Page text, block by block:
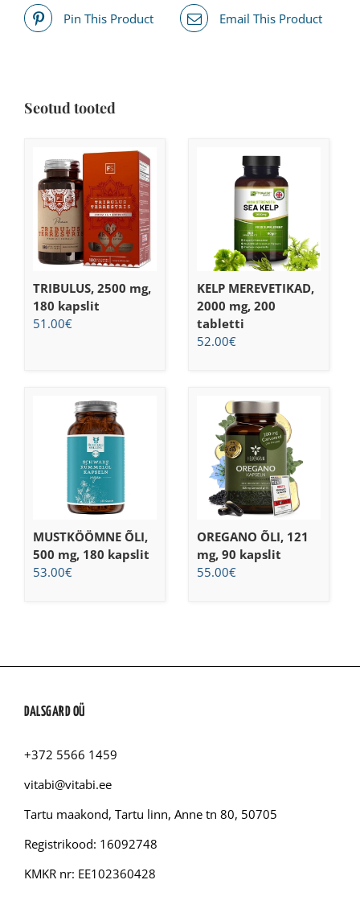
Pin This Product Email This Product
Seotud tooted
TRIBULUS, 2500 mg,
180 kapslit
51.00€
KELP MEREVETIKAD,
2000 mg, 200
tabletti
52.00€
MUSTKÖÖMNE ÕLI,
500 mg, 180 kapslit
53.00€
OREGANO ÕLI, 121
mg, 90 kapslit
55.00€
DALSGARD OÜ
+372 5566 1459
vitabi@vitabi.ee
Tartu maakond, Tartu linn, Anne tn 80, 50705
Registrikood: 16092748
KMKR nr: EE102360428